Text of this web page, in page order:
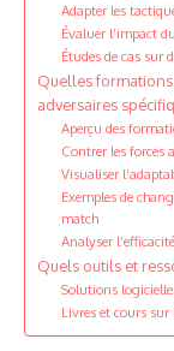
Adapter les
Évaluer l’impact
Études de cas sur
Quelles
adversaires
Aperçu des
Contrer les forces
Visualiser
Exemples de
match
Analyser
Quels outils et
Solutions
Livres et cours